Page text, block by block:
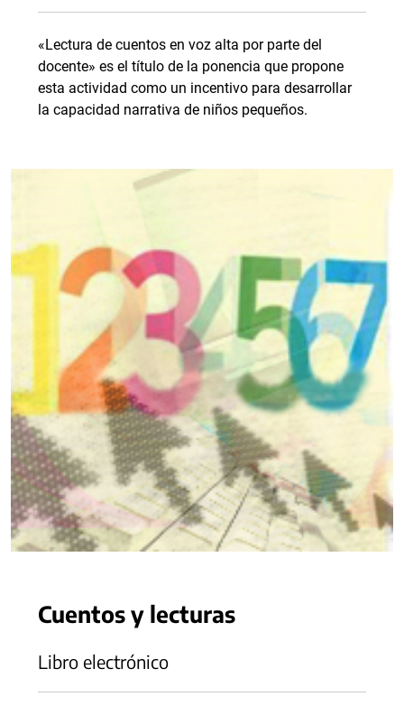
«Lectura de cuentos en voz alta por parte del
docente» es el título de la ponencia que propone
esta actividad como un incentivo para desarrollar
la capacidad narrativa de niños pequeños.
Cuentos y lecturas
Libro electrónico